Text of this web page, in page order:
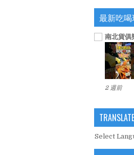
最新吃
南北貨俱
2 週前
Select